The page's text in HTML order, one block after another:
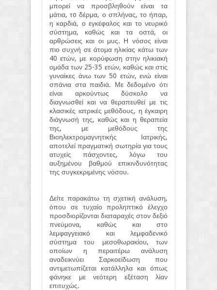
μπορεί να προσβληθούν είναι τα
μάτια, τo δέρμα, ο σπλήνας, το ήπαρ,
η καρδιά, ο εγκέφαλος και το νευρικό
σύστημα, καθώς και τα οστά, οι
αρθρώσεις και οι μυς. Η νόσος είναι
πιο συχνή σε άτομα ηλικίας κάτω των
40 ετών, με κορύφωση στην ηλικιακή
ομάδα των 25-35 ετών, καθώς και στις
γυναίκες άνω των 50 ετών, ενώ είναι
σπάνια στα παιδιά. Με δεδομένο ότι
είναι αρκούντως δύσκολο να
διαγνωσθεί και να θεραπευθεί με τις
κλασικές ιατρικές μεθόδους, η έγκαιρη
διάγνωσή της, καθώς και η θεραπεία
της, με μεθόδους της
Βιοηλεκτρομαγνητικής Ιατρικής,
αποτελεί πραγματική σωτηρία για τους
ατυχείς πάσχοντες, λόγω του
αυξημένου βαθμού επικινδυνότητας
της συγκεκριμένης νόσου.
Δείτε παρακάτω τη σχετική ανάλυση,
όπου σε τυχαίο προληπτικό έλεγχο
προσδιορίζονται διαταραχές στον δεξιό
πνεύμονα, καθώς και στο
λεμφαγγειακό και λεμφαδενικό
σύστημα του μεσοθωρακίου, των
οποίων η περαιτέρω ανάλυση
αναδεικνύει Σαρκοείδωση που
αντιμετωπίζεται κατάλληλα και όπως
φάνηκε με νεότερη εξέταση λίαν
επιτυχώς.